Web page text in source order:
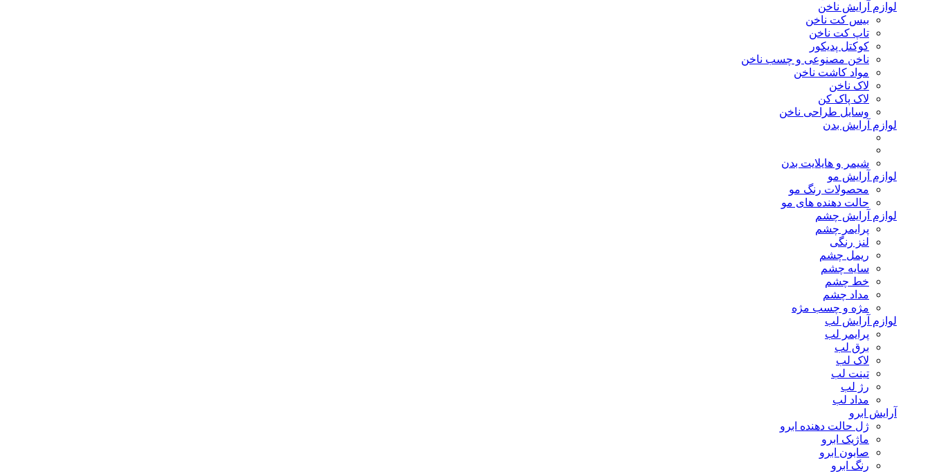
لوازم آرایش ناخن
بیس کت ناخن
تاپ کت ناخن
کوکتل پدیکور
ناخن مصنوعی و چسب ناخن
مواد کاشت ناخن
لاک ناخن
لاک پاک کن
وسایل طراحی ناخن
لوازم آرایش بدن
شیمر و هایلایت بدن
لوازم آرایش مو
محصولات رنگ مو
حالت دهنده های مو
لوازم آرایش چشم
پرایمر چشم
لنز رنگی
ریمل چشم
سایه چشم
خط چشم
مداد چشم
مژه و چسب مژه
لوازم آرایش لب
پرایمر لب
برق لب
لاک لب
تینت لب
رژ لب
مداد لب
آرایش ابرو
ژل حالت دهنده ابرو
ماژیک ابرو
صابون ابرو
رنگ ابرو